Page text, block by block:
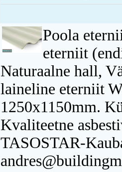
Poola
eterniit
Naturaalne hall,
laineline eterniit
1250x1150mm.
Kvaliteetne
TASOSTAR-